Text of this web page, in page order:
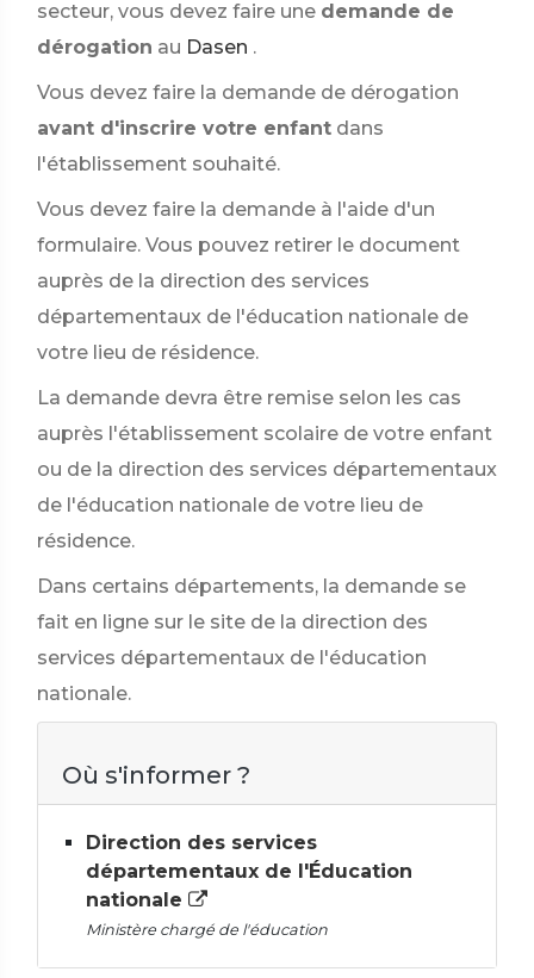
secteur, vous devez faire une demande de
dérogation au Dasen .
Vous devez faire la demande de dérogation
avant d'inscrire votre enfant dans
l'établissement souhaité.
Vous devez faire la demande à l'aide d'un
formulaire. Vous pouvez retirer le document
auprès de la direction des services
départementaux de l'éducation nationale de
votre lieu de résidence.
La demande devra être remise selon les cas
auprès l'établissement scolaire de votre enfant
ou de la direction des services départementaux
de l'éducation nationale de votre lieu de
résidence.
Dans certains départements, la demande se
fait en ligne sur le site de la direction des
services départementaux de l'éducation
nationale.
Où s'informer ?
Direction des services
départementaux de l'Éducation
nationale
Ministère chargé de l'éducation